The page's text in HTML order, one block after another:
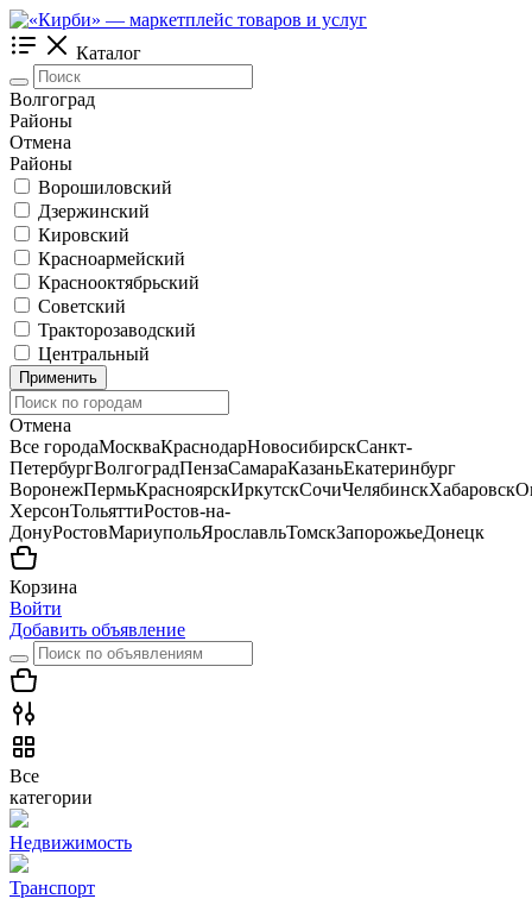
Каталог
Волгоград
Районы
Отмена
Районы
Ворошиловский
Дзержинский
Кировский
Красноармейский
Краснооктябрьский
Советский
Тракторозаводский
Центральный
Применить
Отмена
Все городаМоскваКраснодарНовосибирскСанкт-
ПетербургВолгоградПензаСамараКазаньЕкатеринбург
ВоронежПермьКрасноярскИркутскСочиЧелябинскХабаровск
ХерсонТольяттиРостов-на-
ДонуРостовМариупольЯрославльТомскЗапорожьеДонецк
Корзина
Войти
Добавить объявление
Все
категории
Недвижимость
Транспорт